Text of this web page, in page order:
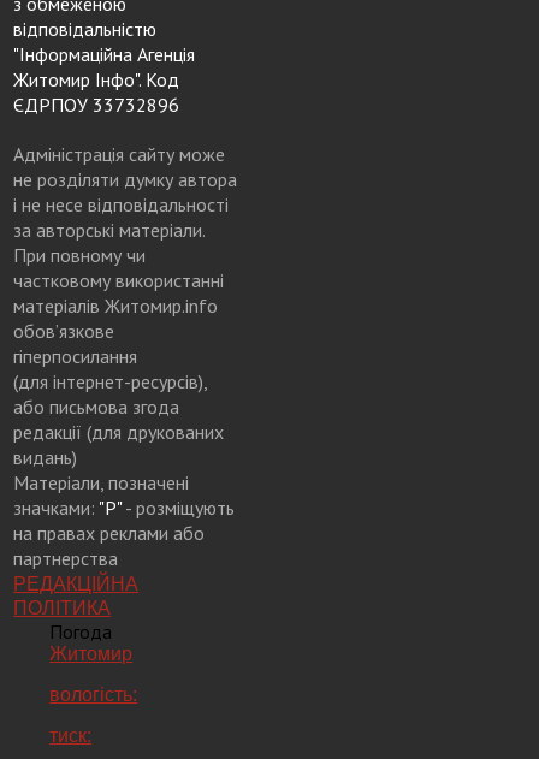
відповідальністю
"Інформаційна Агенція
Житомир Інфо". Код
ЄДРПОУ 33732896
Адміністрація сайту може
не розділяти думку автора
і не несе відповідальності
за авторські матеріали.
При повному чи
частковому використанні
матеріалів Житомир.info
обов’язкове
гіперпосилання
(для інтернет-ресурсів),
або письмова згода
редакції (для друкованих
видань)
Матеріали, позначені
значками: "Р"- розміщують
на правах реклами або
партнерства
РЕДАКЦІЙНА
ПОЛІТИКА
Погода
Житомир
вологість:
тиск: